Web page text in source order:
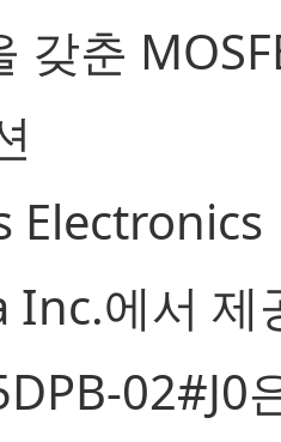
갖춘
Electronics
Inc.에서 제
02#J0